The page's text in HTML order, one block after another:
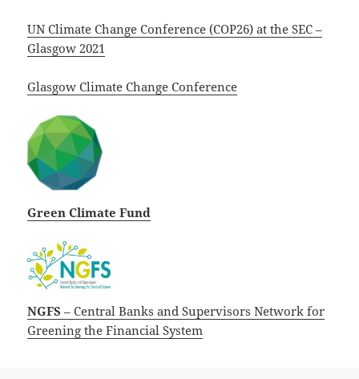
UN Climate Change Conference (COP26) at the SEC –
Glasgow 2021
Glasgow Climate Change Conference
Green Climate Fund
NGFS – Central Banks and Supervisors Network for
Greening the Financial System